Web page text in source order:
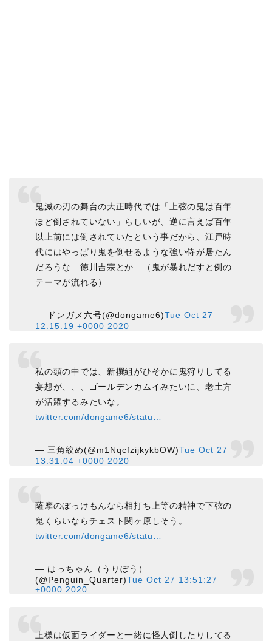
鬼滅の刃の舞台の大正時代では「上弦の鬼は百年
ほど倒されていない」らしいが、逆に言えば百年
以上前には倒されていたという事だから、江戸時
代にはやっぱり鬼を倒せるような強い侍が居たん
だろうな…徳川吉宗とか…（鬼が暴れだすと例の
テーマが流れる）
— ドンガメ六号(@dongame6)Tue Oct 27
12:15:19 +0000 2020
私の頭の中では、新撰組がひそかに鬼狩りしてる
妄想が、、、ゴールデンカムイみたいに、老土方
が活躍するみたいな。
twitter.com/dongame6/statu…
— 三角絞め(@m1NqcfzijkykbOW)Tue Oct 27
13:31:04 +0000 2020
薩摩のぼっけもんなら相打ち上等の精神で下弦の
鬼くらいならチェスト関ヶ原しそう。
twitter.com/dongame6/statu…
— はっちゃん（うりぼう）
(@Penguin_Quarter)Tue Oct 27 13:51:27
+0000 2020
上様は仮面ライダーと一緒に怪人倒したりしてる